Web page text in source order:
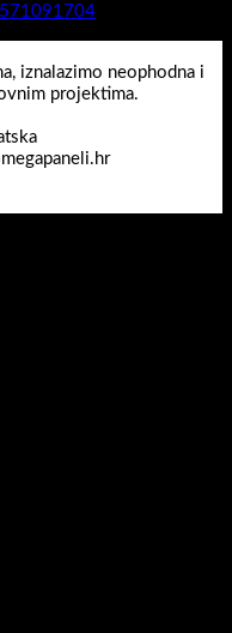
iznalazimo neophodna i
projektima.